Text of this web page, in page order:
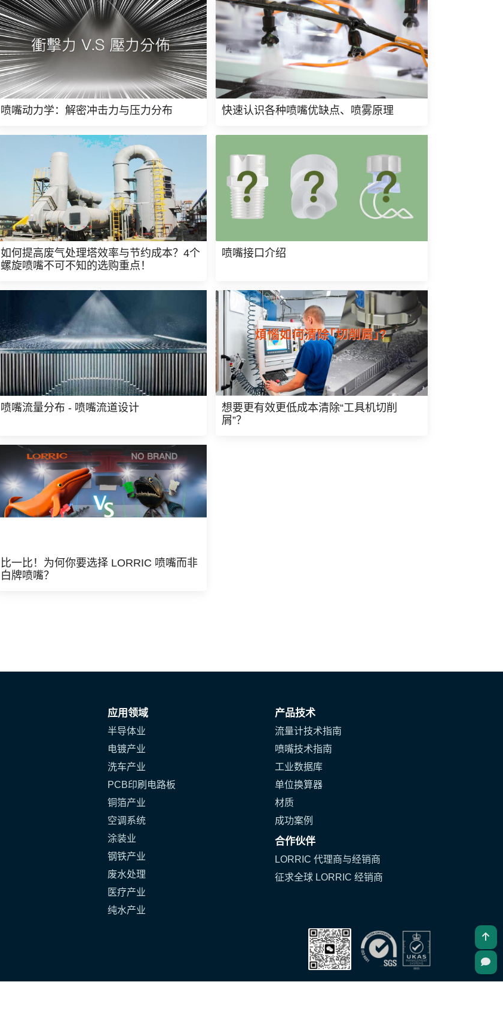
喷嘴动力学：解密冲击力与压力分布 快速认识各种喷嘴优缺点、喷雾原理
如何提高废气处理塔效率与节约成本？4个
螺旋喷嘴不可不知的选购重点！
喷嘴接口介绍
喷嘴流量分布 - 喷嘴流道设计
想要更有效更低成本清除“工具机切削
屑”？
比一比！为何你要选择 LORRIC 喷嘴而非
白牌喷嘴？
应用领域
半导体业
电镀产业
洗车产业
PCB印刷电路板
铜箔产业
空调系统
涂装业
钢铁产业
废水处理
医疗产业
纯水产业
产品技术
流量计技术指南
喷嘴技术指南
工业数据库
单位换算器
材质
成功案例
合作伙伴
LORRIC 代理商与经销商
征求全球 LORRIC 经销商